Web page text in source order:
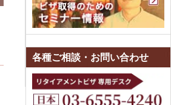
各種ご相談・お問い合わせ